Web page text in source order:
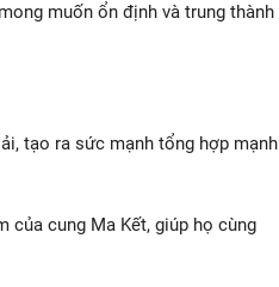
muốn ổn định và trung thành
tạo ra sức mạnh tổng hợp mạnh
của cung Ma Kết, giúp họ cùng